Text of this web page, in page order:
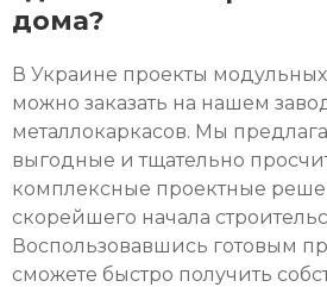
дома?
В Украине проекты
можно заказать на нашем
металлокаркасов. Мы
выгодные и тщательно
комплексные проектные
скорейшего начала
Воспользовавшись готовым
сможете быстро получить